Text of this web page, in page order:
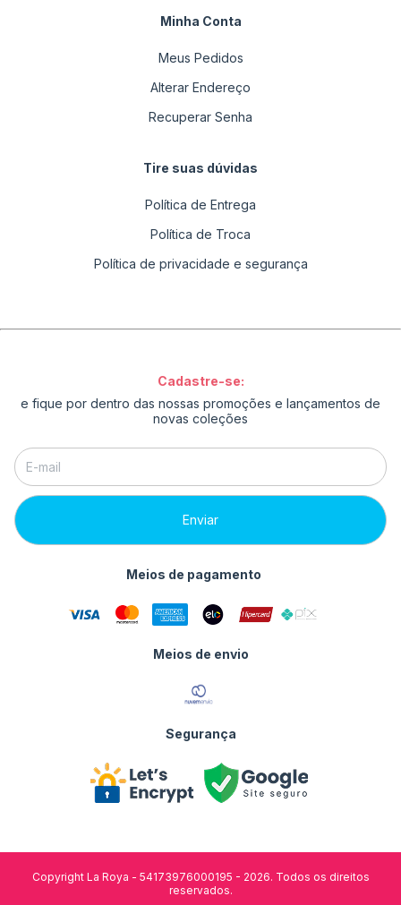
Minha Conta
Meus Pedidos
Alterar Endereço
Recuperar Senha
Tire suas dúvidas
Política de Entrega
Política de Troca
Política de privacidade e segurança
Cadastre-se:
e fique por dentro das nossas promoções e lançamentos de
novas coleções
Meios de pagamento
Meios de envio
Segurança
Copyright La Roya - 54173976000195 - 2026. Todos os direitos
reservados.